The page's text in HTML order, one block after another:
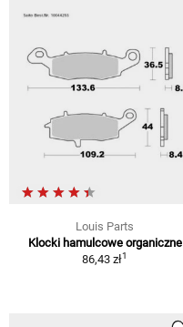
Louis Parts
Klocki hamulcowe organiczne
86,43 zł1